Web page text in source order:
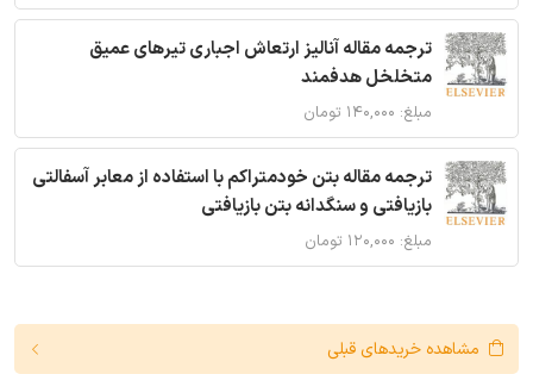
ترجمه مقاله آنالیز ارتعاش اجباری تیرهای عمیق
متخلخل هدفمند
مبلغ: ۱۴۰,۰۰۰ تومان
ترجمه مقاله بتن خودمتراکم با استفاده از معابر آسفالتی
بازیافتی و سنگدانه بتن بازیافتی
مبلغ: ۱۲۰,۰۰۰ تومان
مشاهده خریدهای قبلی